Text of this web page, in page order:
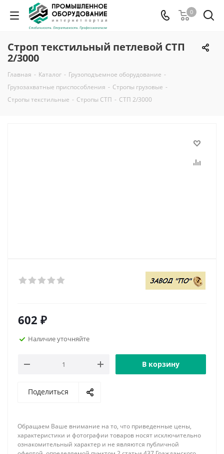
0
Строп текстильный петлевой СТП
2/3000
Главная - Каталог - Грузоподъемное оборудование -
Грузозахватные приспособления - Стропы грузовые -
Стропы текстильные - Стропы СТП - СТП 2/3000
602 ₽
Наличие уточняйте
В корзину
Поделиться
Обращаем Ваше внимание на то, что приведенные цены,
характеристики и фотографии товаров носят исключительно
ознакомительный характер и не являются публичной